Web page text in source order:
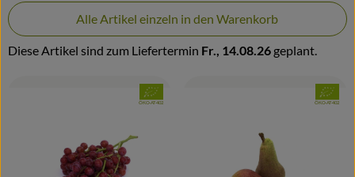
Alle Artikel einzeln in den Warenkorb
Diese Artikel sind zum Liefertermin Fr., 14.08.26 geplant.
, Verband:
, Kontrollstelle:
ÖKO-AT-402
, Verband:
, Kontrollstelle:
ÖKO-AT-402